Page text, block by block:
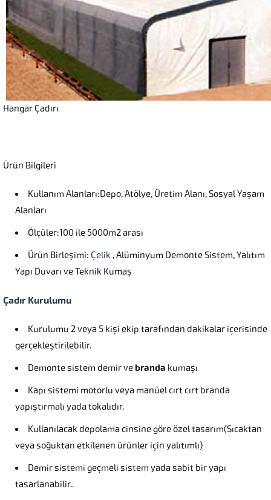
Hangar Çadırı
Ürün Bilgileri
Kullanım Alanları:Depo, Atölye, Üretim Alanı, Sosyal Yaşam
Alanları
Ölçüler:100 ile 5000m2 arası
Ürün Birleşimi: Çelik , Alüminyum Demonte Sistem, Yalıtım
Yapı Duvarı ve Teknik Kumaş
Çadır Kurulumu
Kurulumu 2 veya 5 kişi ekip tarafından dakikalar içerisinde
gerçekleştirilebilir.
Demonte sistem demir vebranda kumaşı
Kapı sistemi motorlu veya manüel cırt cırt branda
yapıştırmalı yada tokalıdır.
Kullanılacak depolama cinsine göre özel tasarım(Sıcaktan
veya soğuktan etkilenen ürünler için yalıtımlı)
Demir sistemi geçmeli sistem yada sabit bir yapı
tasarlanabilir..